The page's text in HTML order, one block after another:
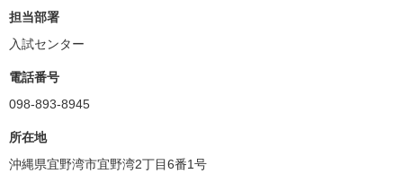
担当部署
入試センター
電話番号
098-893-8945
所在地
沖縄県宜野湾市宜野湾2丁目6番1号